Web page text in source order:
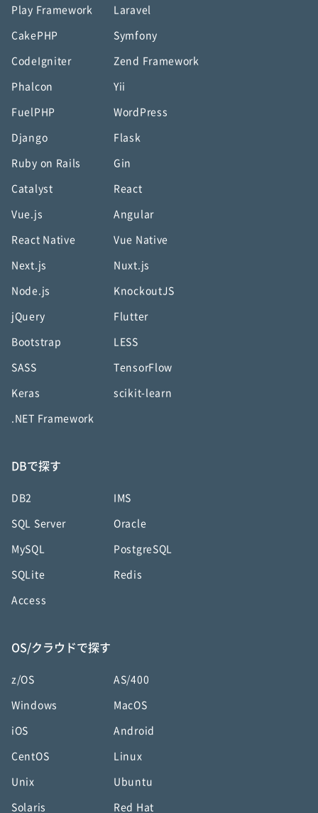
Play Framework Laravel
CakePHP Symfony
CodeIgniter Zend Framework
Phalcon Yii
FuelPHP WordPress
Django Flask
Ruby on Rails Gin
Catalyst React
Vue.js Angular
React Native Vue Native
Next.js Nuxt.js
Node.js KnockoutJS
jQuery Flutter
Bootstrap LESS
SASS TensorFlow
Keras scikit-learn
.NET Framework
DBで探す
DB2 IMS
SQL Server Oracle
MySQL PostgreSQL
SQLite Redis
Access
OS/クラウドで探す
z/OS AS/400
Windows MacOS
iOS Android
CentOS Linux
Unix Ubuntu
Solaris Red Hat